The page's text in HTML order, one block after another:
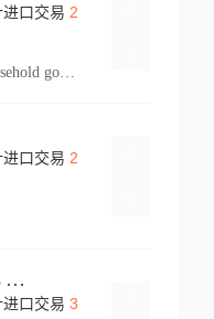
口交易 2
personal effect,used household goods
口交易 2
Dpm Draexlmaier Partes Automotrices Corr Ind Huejotzingo
口交易 3